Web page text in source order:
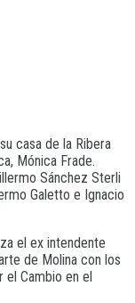
casa de la Ribera
Mónica Frade.
Sánchez Sterli
Galetto e Ignacio
el ex intendente
de Molina con los
Cambio en el